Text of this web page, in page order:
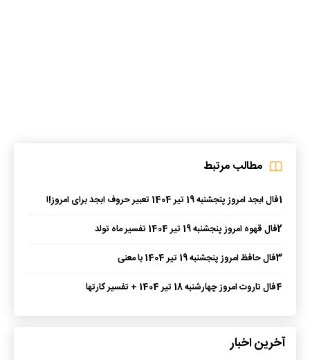
مطالب مرتبط
1فال ابجد امروز پنجشنبه 19 تیر 1404 تعبیر حروف ابجد برای امروز!ا
2فال قهوه امروز پنجشنبه 19 تیر 1404 تفسیر ماه تولد
3فال حافظ امروز پنجشنبه 19 تیر 1404 با معنی
4فال تاروت امروز چهارشنبه 18 تیر 1404 + تفسیر کارتها
آخرین اخبار